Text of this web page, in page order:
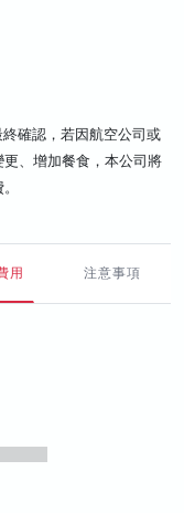
確認，若因航空公司或
、增加餐食，本公司將
用 注意事項